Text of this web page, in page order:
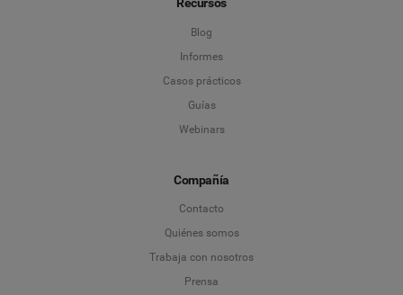
Recursos
Blog
Informes
Casos prácticos
Guías
Webinars
Compañía
Contacto
Quiénes somos
Trabaja con nosotros
Prensa